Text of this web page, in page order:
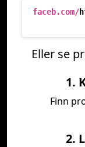
faceb.com/
Eller se
1.
Finn
2.